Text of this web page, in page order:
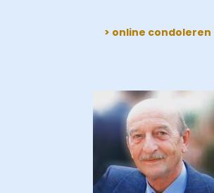
> online condoleren